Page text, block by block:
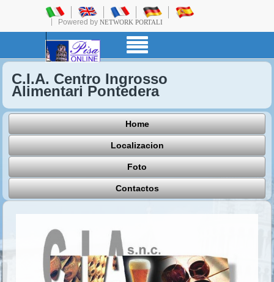
Powered by NETWORK PORTALI
C.I.A. Centro Ingrosso
Alimentari Pontedera
Home
Localizacion
Foto
Contactos